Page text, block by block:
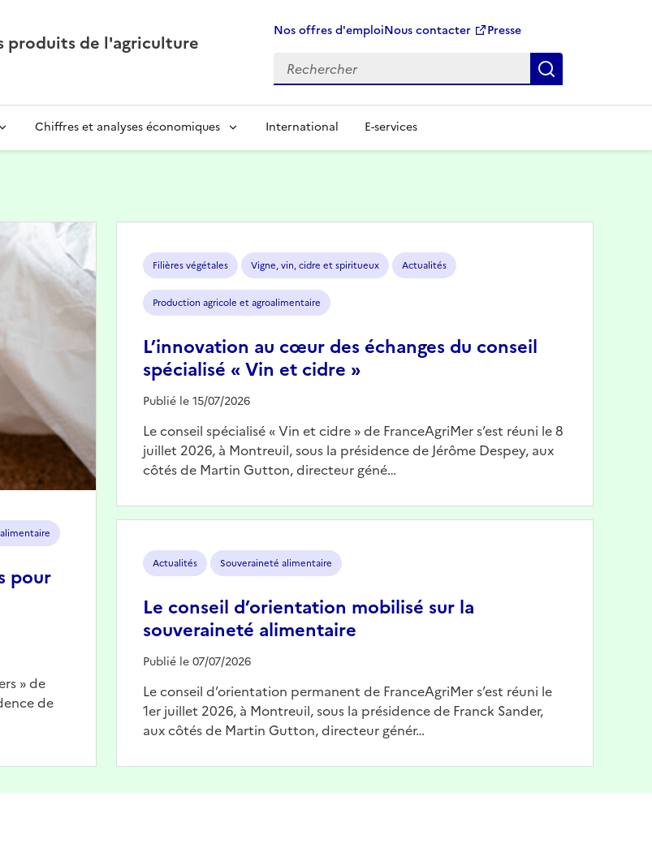
produits de l'agriculture
Nos offres d'emploiNous contacter Presse
Chiffres et analyses économiques International E-services
pour
» de
de
Filières végétales Vigne, vin, cidre et spiritueux Actualités
Production agricole et agroalimentaire
L’innovation au cœur des échanges du conseil
spécialisé « Vin et cidre »
Publié le 15/07/2026
Le conseil spécialisé « Vin et cidre » de FranceAgriMer s’est réuni le 8
juillet 2026, à Montreuil, sous la présidence de Jérôme Despey, aux
côtés de Martin Gutton, directeur géné…
Actualités Souveraineté alimentaire
Le conseil d’orientation mobilisé sur la
souveraineté alimentaire
Publié le 07/07/2026
Le conseil d’orientation permanent de FranceAgriMer s’est réuni le
1er juillet 2026, à Montreuil, sous la présidence de Franck Sander,
aux côtés de Martin Gutton, directeur génér…